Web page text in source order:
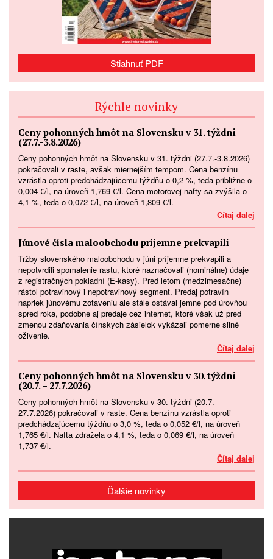
Stiahnuť PDF
Rýchle novinky
Ceny pohonných hmôt na Slovensku v 31. týždni
(27.7.-3.8.2026)
Ceny pohonných hmôt na Slovensku v 31. týždni (27.7.-3.8.2026)
pokračovali v raste, avšak miernejším tempom. Cena benzínu
vzrástla oproti predchádzajúcemu týždňu o 0,2 %, teda približne o
0,004 €/l, na úroveň 1,769 €/l. Cena motorovej nafty sa zvýšila o
4,1 %, teda o 0,072 €/l, na úroveň 1,809 €/l.
Čítaj dalej
Júnové čísla maloobchodu príjemne prekvapili
Tržby slovenského maloobchodu v júni príjemne prekvapili a
nepotvrdili spomalenie rastu, ktoré naznačovali (nominálne) údaje
z registračných pokladní (E-kasy). Pred letom (medzimesačne)
rástol potravinový i nepotravinový segment. Predaj potravín
napriek júnovému zotaveniu ale stále ostával jemne pod úrovňou
spred roka, podobne aj predaje cez internet, ktoré však už pred
zmenou zdaňovania čínskych zásielok vykázali pomerne silné
oživenie.
Čítaj dalej
Ceny pohonných hmôt na Slovensku v 30. týždni
(20.7. – 27.7.2026)
Ceny pohonných hmôt na Slovensku v 30. týždni (20.7. –
27.7.2026) pokračovali v raste. Cena benzínu vzrástla oproti
predchádzajúcemu týždňu o 3,0 %, teda o 0,052 €/l, na úroveň
1,765 €/l. Nafta zdražela o 4,1 %, teda o 0,069 €/l, na úroveň
1,737 €/l.
Čítaj dalej
Ďalšie novinky